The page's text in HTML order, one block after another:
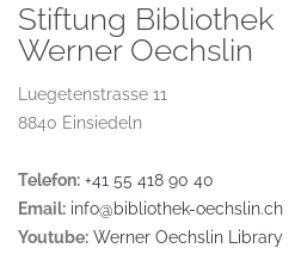
Stiftung Bibliothek
Werner Oechslin
Luegetenstrasse 11
8840 Einsiedeln
Telefon: +41 55 418 90 40
Email: info@bibliothek-oechslin.ch
Youtube: Werner Oechslin Library